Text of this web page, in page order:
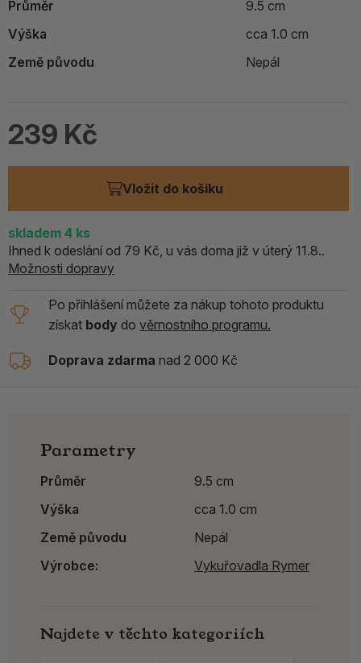
Průměr
9.5 cm
Výška
cca 1.0 cm
Země původu
Nepál
239 Kč
Vložit do košíku
skladem 4 ks
Ihned k odeslání od 79 Kč, u vás doma již v úterý 11.8..
Možnosti dopravy
Po přihlášení můžete za nákup tohoto produktu
získat body do věrnostního programu.
Doprava zdarma nad 2 000 Kč
Parametry
Průměr
9.5 cm
Výška
cca 1.0 cm
Země původu
Nepál
Výrobce:
Vykuřovadla Rymer
Najdete v těchto kategoriích